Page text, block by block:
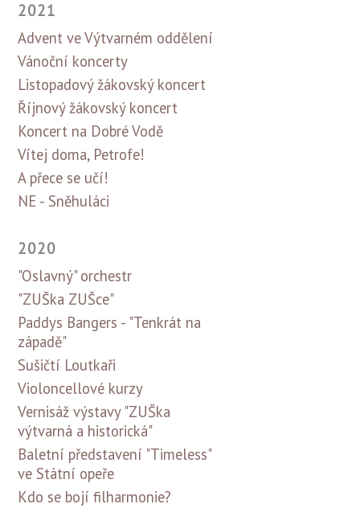
2021
Advent ve Výtvarném oddělení
Vánoční koncerty
Listopadový žákovský koncert
Říjnový žákovský koncert
Koncert na Dobré Vodě
Vítej doma, Petrofe!
A přece se učí!
NE - Sněhuláci
2020
"Oslavný" orchestr
"ZUŠka ZUŠce"
Paddys Bangers - "Tenkrát na
západě"
Sušičtí Loutkaři
Violoncellové kurzy
Vernisáž výstavy "ZUŠka
výtvarná a historická"
Baletní představení "Timeless"
ve Státní opeře
Kdo se bojí filharmonie?